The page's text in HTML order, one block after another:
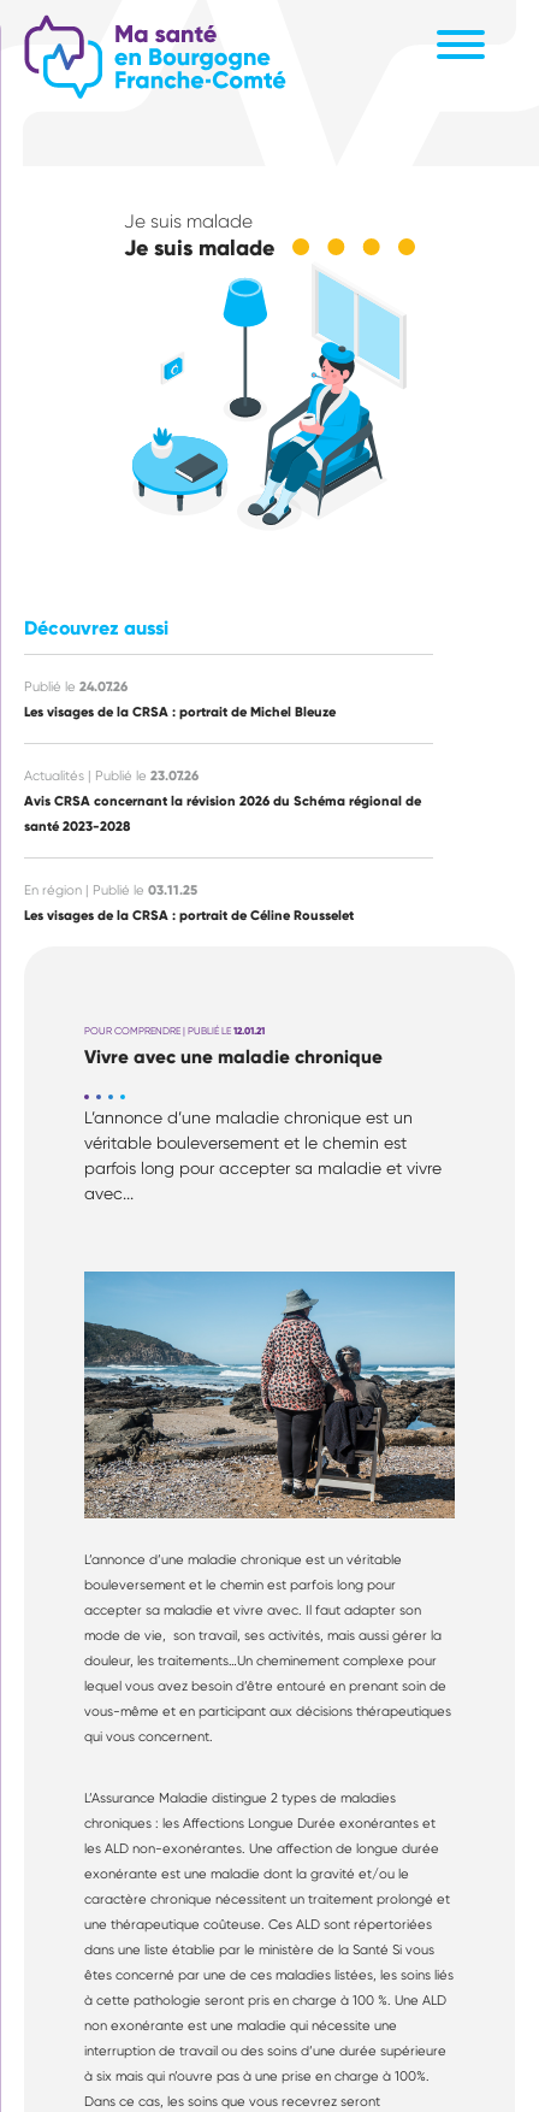
contenu
principal
Je suis malade
Je suis malade
POUR COMPRENDRE | PUBLIÉ LE 12.01.21
Vivre avec une maladie chronique
L’annonce d’une maladie chronique est un
véritable bouleversement et le chemin est
parfois long pour accepter sa maladie et vivre
avec...
L’annonce d’une maladie chronique est un véritable
bouleversement et le chemin est parfois long pour
accepter sa maladie et vivre avec. Il faut adapter son
mode de vie, son travail, ses activités, mais aussi gérer la
douleur, les traitements…Un cheminement complexe pour
lequel vous avez besoin d’être entouré en prenant soin de
vous-même et en participant aux décisions thérapeutiques
qui vous concernent.
L’Assurance Maladie distingue 2 types de maladies
chroniques : les Affections Longue Durée exonérantes et
les ALD non-exonérantes. Une affection de longue durée
exonérante est une maladie dont la gravité et/ou le
caractère chronique nécessitent un traitement prolongé et
une thérapeutique coûteuse. Ces ALD sont répertoriées
dans une liste établie par le ministère de la Santé Si vous
êtes concerné par une de ces maladies listées, les soins liés
à cette pathologie seront pris en charge à 100 %. Une ALD
non exonérante est une maladie qui nécessite une
interruption de travail ou des soins d’une durée supérieure
à six mais qui n’ouvre pas à une prise en charge à 100%.
Dans ce cas, les soins que vous recevrez seront
Découvrez aussi
Publié le 24.07.26
Les visages de la CRSA : portrait de Michel Bleuze
Actualités | Publié le 23.07.26
Avis CRSA concernant la révision 2026 du Schéma régional de
santé 2023-2028
En région | Publié le 03.11.25
Les visages de la CRSA : portrait de Céline Rousselet